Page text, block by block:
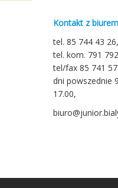
Kontakt z biurem
tel. 85 744 43 26,
tel. kom. 791
tel/fax 85 741
dni powszednie
17.00,